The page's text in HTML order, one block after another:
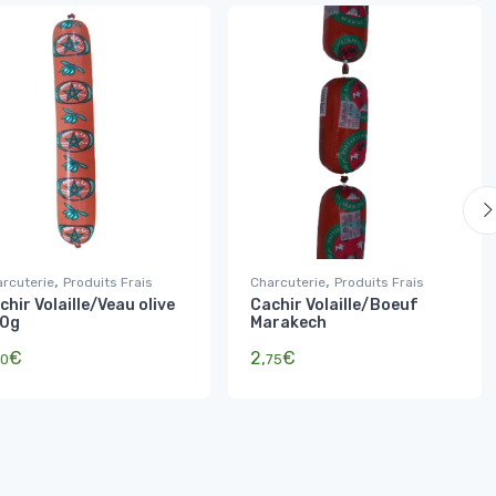
, Produits Frais
Volaille/Veau olive
€
Charcuterie, Produits Frais
Cachir Volaille/Boeuf
Marakech
2,75€